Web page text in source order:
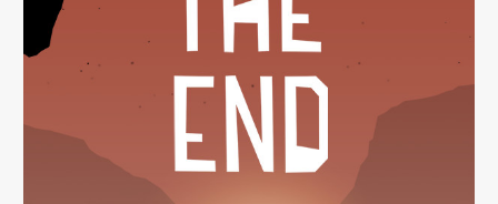
ДОМИНАТОРЫ.
ПЕРЕЗАГРУЗКА
V2.0
СКАЧАТЬ
БЕСПЛАТНО